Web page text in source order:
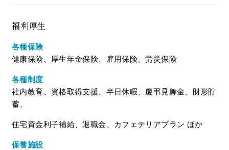
福利厚生
各種保険
健康保険、厚生年金保険、雇用保険、労災保険
各種制度
社内教育、資格取得支援、半日休暇、慶弔見舞金、財形貯
蓄、
住宅資金利子補給、退職金、カフェテリアプラン ほか
保養施設